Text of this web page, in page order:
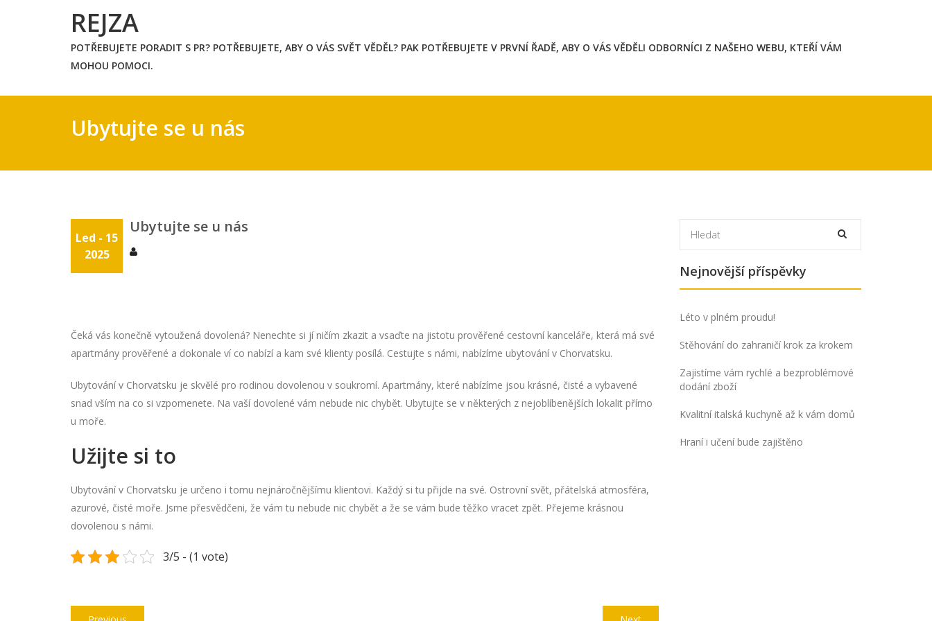
REJZA
POTŘEBUJETE PORADIT S PR? POTŘEBUJETE, ABY O VÁS SVĚT VĚDĚL? PAK POTŘEBUJETE V PRVNÍ ŘADĚ, ABY O VÁS VĚDĚLI ODBORNÍCI Z NAŠEHO WEBU, KTEŘÍ VÁM
MOHOU POMOCI.
Ubytujte se u nás
Led - 15
2025
Ubytujte se u nás
Čeká vás konečně vytoužená dovolená? Nenechte si jí ničím zkazit a vsaďte na jistotu prověřené cestovní kanceláře, která má své
apartmány prověřené a dokonale ví co nabízí a kam své klienty posílá. Cestujte s námi, nabízíme ubytování v Chorvatsku.
Ubytování v Chorvatsku je skvělé pro rodinou dovolenou v soukromí. Apartmány, které nabízíme jsou krásné, čisté a vybavené
snad vším na co si vzpomenete. Na vaší dovolené vám nebude nic chybět. Ubytujte se v některých z nejoblíbenějších lokalit přímo
u moře.
Užijte si to
Ubytování v Chorvatsku je určeno i tomu nejnáročnějšímu klientovi. Každý si tu přijde na své. Ostrovní svět, přátelská atmosféra,
azurové, čisté moře. Jsme přesvědčeni, že vám tu nebude nic chybět a že se vám bude těžko vracet zpět. Přejeme krásnou
dovolenou s námi.
3/5 - (1 vote)
Nejnovější příspěvky
Léto v plném proudu!
Stěhování do zahraničí krok za krokem
Zajistíme vám rychlé a bezproblémové
dodání zboží
Kvalitní italská kuchyně až k vám domů
Hraní i učení bude zajištěno